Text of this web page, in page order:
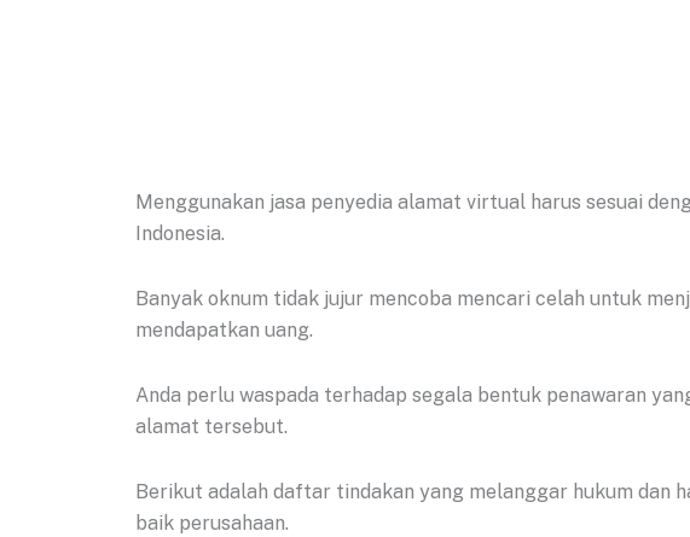
Menggunakan jasa penyedia alamat virtual harus sesuai
Indonesia.
Banyak oknum tidak jujur mencoba mencari celah untuk
mendapatkan uang.
Anda perlu waspada terhadap segala bentuk penawaran
alamat tersebut.
Berikut adalah daftar tindakan yang melanggar hukum dan
baik perusahaan.